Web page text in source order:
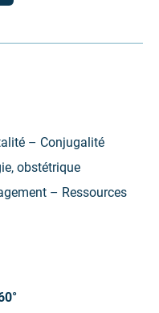
(ouvrir
nouvel
– Conjugalité
obstétrique
– Ressources